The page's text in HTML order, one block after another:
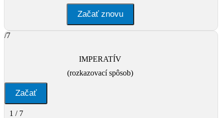
Začať znovu
/7
IMPERATÍV
(rozkazovací spôsob)
1 / 7